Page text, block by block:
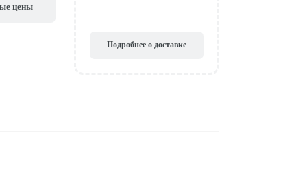
цены
Подробнее о доставке